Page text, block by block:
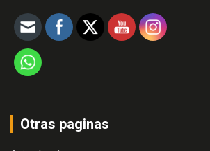
Otras paginas